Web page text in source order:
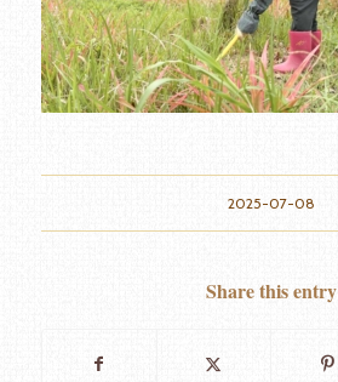
2025-07-08
Share this entry